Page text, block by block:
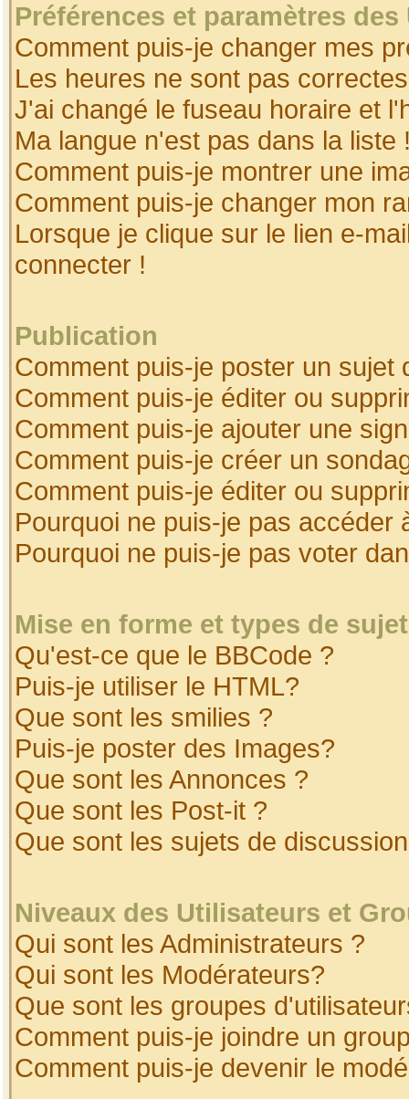
Préférences et paramètres
Comment puis-je changer mes
Les heures ne sont pas
J'ai changé le fuseau horaire et
Ma langue n'est pas dans la liste
Comment puis-je montrer une
Comment puis-je changer mon
Lorsque je clique sur le lien e-
connecter !
Publication
Comment puis-je poster un sujet
Comment puis-je éditer ou
Comment puis-je ajouter une
Comment puis-je créer un
Comment puis-je éditer ou
Pourquoi ne puis-je pas accéder
Pourquoi ne puis-je pas voter
Mise en forme et types de
Qu'est-ce que le BBCode ?
Puis-je utiliser le HTML?
Que sont les smilies ?
Puis-je poster des Images?
Que sont les Annonces ?
Que sont les Post-it ?
Que sont les sujets de
Niveaux des Utilisateurs et
Qui sont les Administrateurs ?
Qui sont les Modérateurs?
Que sont les groupes
Comment puis-je joindre un
Comment puis-je devenir le